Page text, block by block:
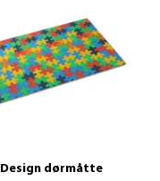
Design dørmåtte